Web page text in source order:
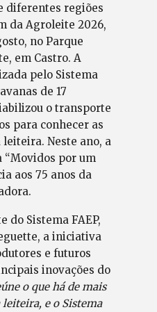
diferentes regiões
da Agroleite 2026,
no Parque
em Castro. A
pelo Sistema
de 17
o transporte
para conhecer as
Neste ano, a
por um
aos 75 anos da
do Sistema FAEP,
a iniciativa
e futuros
inovações do
o que há de mais
e o Sistema